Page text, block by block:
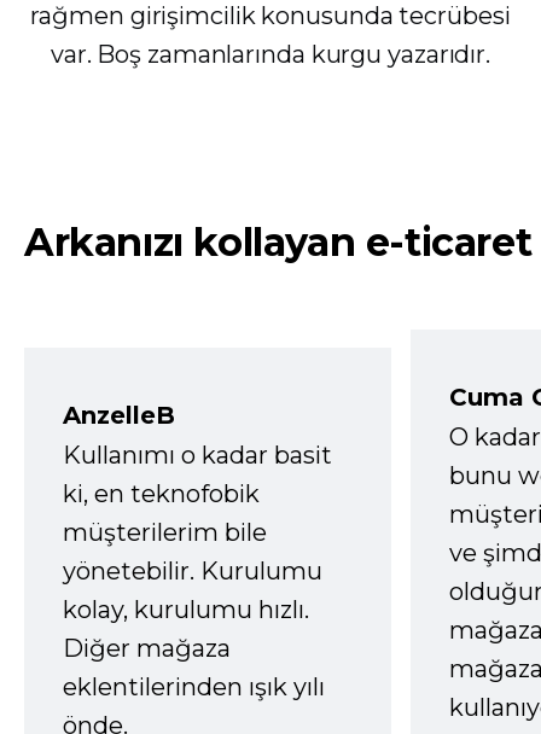
rağmen girişimcilik konusunda tecrübesi
var. Boş zamanlarında kurgu yazarıdır.
Arkanızı kollayan e-ticaret
AnzelleB
Kullanımı o kadar basit
ki, en teknofobik
müşterilerim bile
yönetebilir. Kurulumu
kolay, kurulumu hızlı.
Diğer mağaza
eklentilerinden ışık yılı
önde.
Cuma
O
bunu
ve